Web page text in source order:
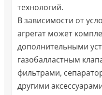
технологий.
В зависимости от
агрегат может
дополнительными
газобалластным
фильтрами,
другими